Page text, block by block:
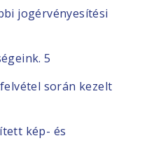
jogérvényesítési
5
során kezelt
kép- és